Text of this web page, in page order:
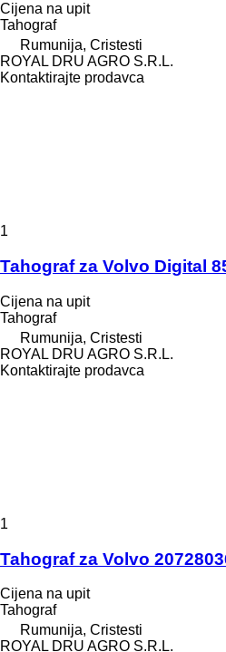
Cijena na upit
Tahograf
Rumunija, Cristesti
ROYAL DRU AGRO S.R.L.
Kontaktirajte prodavca
1
Tahograf za Volvo Digital
Cijena na upit
Tahograf
Rumunija, Cristesti
ROYAL DRU AGRO S.R.L.
Kontaktirajte prodavca
1
Tahograf za Volvo
Cijena na upit
Tahograf
Rumunija, Cristesti
ROYAL DRU AGRO S.R.L.